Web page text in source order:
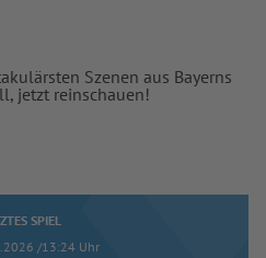
Szenen aus Bayerns
jetzt reinschauen!
SPIEL
/13:24 Uhr